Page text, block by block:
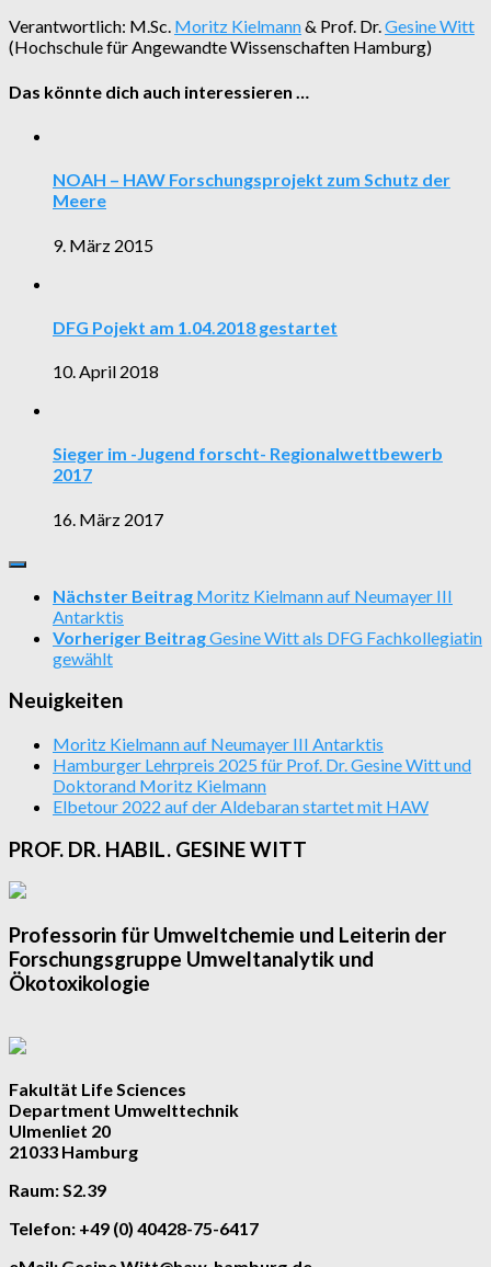
Verantwortlich: M.Sc. Moritz Kielmann& Prof. Dr.Gesine Witt
(Hochschule für Angewandte Wissenschaften Hamburg)
Das könnte dich auch interessieren …
NOAH – HAW Forschungsprojekt zum Schutz der
Meere
9. März 2015
DFG Pojekt am 1.04.2018 gestartet
10. April 2018
Sieger im -Jugend forscht- Regionalwettbewerb
2017
16. März 2017
Nächster Beitrag Moritz Kielmann auf Neumayer III
Antarktis
Vorheriger BeitragGesine Witt als DFG Fachkollegiatin
gewählt
Neuigkeiten
Moritz Kielmann auf Neumayer III Antarktis
Hamburger Lehrpreis 2025 für Prof. Dr. Gesine Witt und
Doktorand Moritz Kielmann
Elbetour 2022 auf der Aldebaran startet mit HAW
PROF. DR. HABIL. GESINE WITT
Professorin für Umweltchemie und Leiterin der
Forschungsgruppe Umweltanalytik und
Ökotoxikologie
Fakultät Life Sciences
Department Umwelttechnik
Ulmenliet 20
21033 Hamburg
Raum: S2.39
Telefon: +49 (0) 40428-75-6417